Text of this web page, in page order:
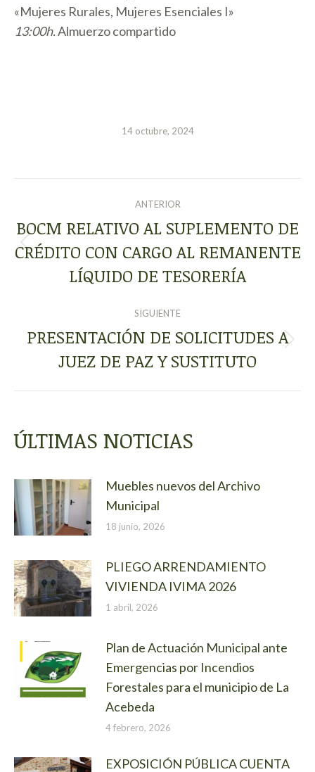
«Mujeres Rurales, Mujeres Esenciales I»
13:00h.Almuerzo compartido
14 octubre, 2024
NAVEGACIÓN
ENTRE
PUBLICACIONES
ANTERIOR
Publicación
anterior:
BOCM RELATIVO AL SUPLEMENTO DE
CRÉDITO CON CARGO AL REMANENTE
LÍQUIDO DE TESORERÍA
SIGUIENTE
Publicación
siguiente:
PRESENTACIÓN DE SOLICITUDES A
JUEZ DE PAZ Y SUSTITUTO
ÚLTIMAS NOTICIAS
Muebles nuevos del Archivo
Municipal
18 junio, 2026
PLIEGO ARRENDAMIENTO
VIVIENDA IVIMA 2026
1 abril, 2026
Plan de Actuación Municipal ante
Emergencias por Incendios
Forestales para el municipio de La
Acebeda
4 febrero, 2026
EXPOSICIÓN PÚBLICA CUENTA